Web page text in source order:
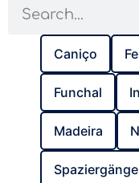
Caniço
Funchal
Madeira